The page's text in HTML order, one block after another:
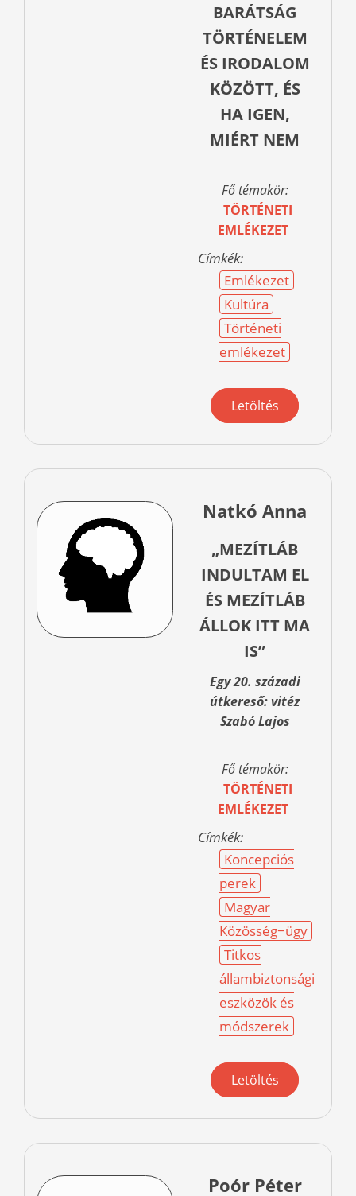
BARÁTSÁG
TÖRTÉNELEM
ÉS IRODALOM
KÖZÖTT, ÉS
HA IGEN,
MIÉRT NEM
Fő témakör:
TÖRTÉNETI
EMLÉKEZET
Címkék:
Emlékezet
Kultúra
Történeti
emlékezet
Letöltés
Natkó Anna
„MEZÍTLÁB
INDULTAM EL
ÉS MEZÍTLÁB
ÁLLOK ITT MA
IS”
Egy 20. századi
útkereső: vitéz
Szabó Lajos
Fő témakör:
TÖRTÉNETI
EMLÉKEZET
Címkék:
Koncepciós
perek
Magyar
Közösség−ügy
Titkos
állambiztonsági
eszközök és
módszerek
Letöltés
Poór Péter